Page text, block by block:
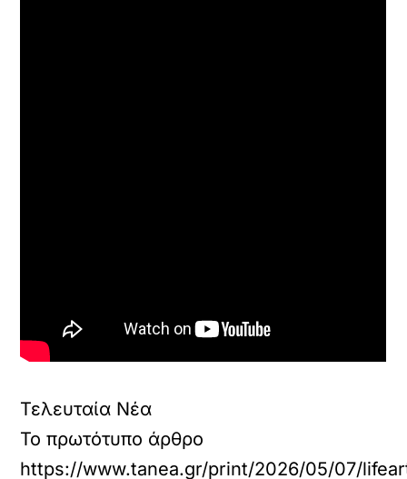
Τελευταία Νέα
Το πρωτότυπο άρθρο
https://www.tanea.gr/print/2026/05/07/